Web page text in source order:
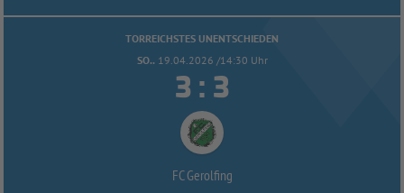
TORREICHSTES UNENTSCHIEDEN
SO.. 19.04.2026 /14:30 Uhr
 : 
FC Gerolfing